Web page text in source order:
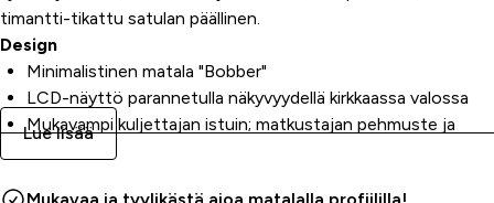
timantti-tikattu satulan päällinen.
Design
Minimalistinen matala "Bobber"
LCD-näyttö parannetulla näkyvyydellä kirkkaassa valossa
Mukavampi kuljettajan istuin; matkustajan pehmuste ja
takajalkatapit helposti irrotettavissa
Lue lisää